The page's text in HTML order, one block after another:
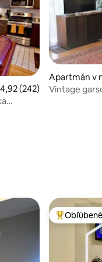
599
ohodnotenie
4,92 (242)
Apartmán v
pe
Vintage